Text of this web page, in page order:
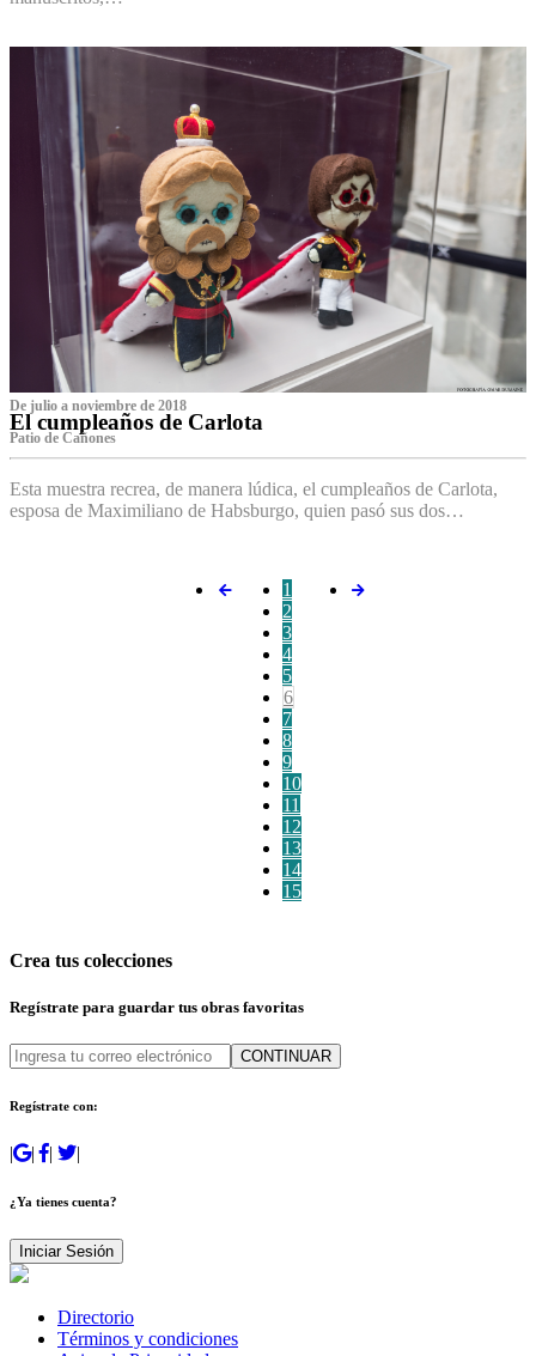
De julio a noviembre de 2018
El cumpleaños de Carlota
Patio de Cañones
Esta muestra recrea, de manera lúdica, el cumpleaños de Carlota,
esposa de Maximiliano de Habsburgo, quien pasó sus dos…
1
2
3
4
5
6
7
8
9
10
11
12
13
14
15
Crea tus colecciones
Regístrate para guardar tus obras favoritas
CONTINUAR
Regístrate con:
| | | |
¿Ya tienes cuenta?
Iniciar Sesión
Directorio
Términos y condiciones